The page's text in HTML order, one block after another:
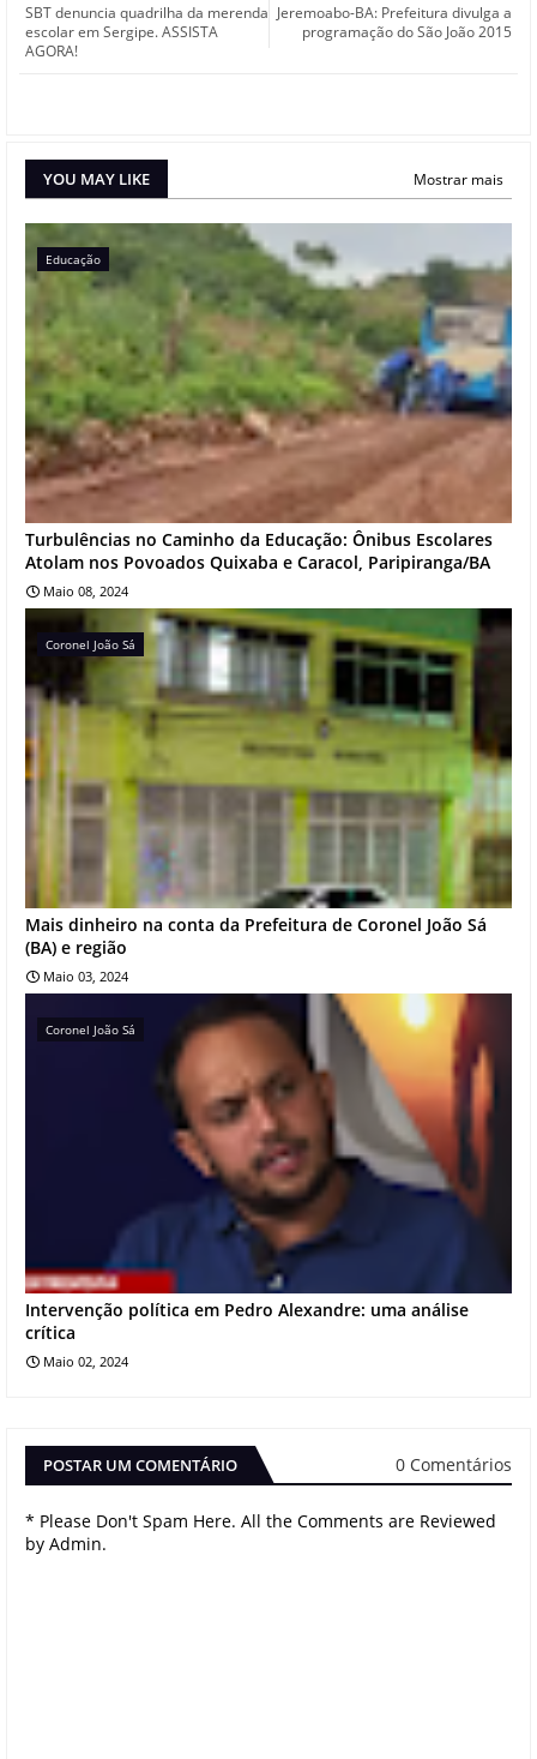
Jeremoabo-BA: Prefeitura divulga a
programação do São João 2015
SBT denuncia quadrilha da merenda
escolar em Sergipe. ASSISTA
AGORA!
YOU MAY LIKE Mostrar mais
Educação
Turbulências no Caminho da Educação: Ônibus Escolares
Atolam nos Povoados Quixaba e Caracol, Paripiranga/BA
Maio 08, 2024
Coronel João Sá
Mais dinheiro na conta da Prefeitura de Coronel João Sá
(BA) e região
Maio 03, 2024
Coronel João Sá
Intervenção política em Pedro Alexandre: uma análise
crítica
Maio 02, 2024
POSTAR UM COMENTÁRIO 0 Comentários
* Please Don't Spam Here. All the Comments are Reviewed
by Admin.